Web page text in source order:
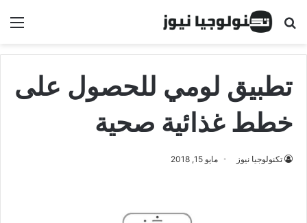
البحث عن
تطبيق لومي للحصول على
خطط غذائية صحية
تكنولوجيا نيوز مايو 15, 2018